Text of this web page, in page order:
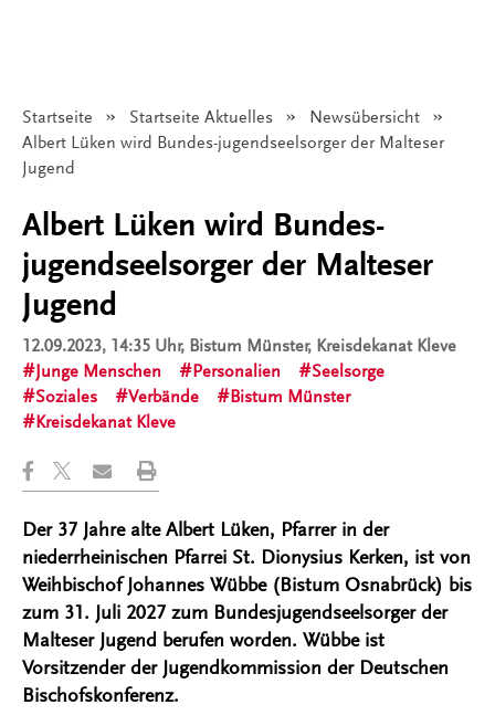
Startseite Startseite Aktuelles
Newsübersicht
Angezeigt:
Albert Lüken wird Bundes-jugendseelsorger der Malteser
Jugend
Albert Lüken wird Bundes-
jugendseelsorger der Malteser
Jugend
12.09.2023, 14:35 Uhr, Bistum Münster, Kreisdekanat Kleve
Junge Menschen
Personalien
Seelsorge
Soziales
Verbände
Bistum Münster
Kreisdekanat Kleve
Der 37 Jahre alte Albert Lüken, Pfarrer in der
niederrheinischen Pfarrei St. Dionysius Kerken, ist von
Weihbischof Johannes Wübbe (Bistum Osnabrück) bis
zum 31. Juli 2027 zum Bundesjugendseelsorger der
Malteser Jugend berufen worden. Wübbe ist
Vorsitzender der Jugendkommission der Deutschen
Bischofskonferenz.